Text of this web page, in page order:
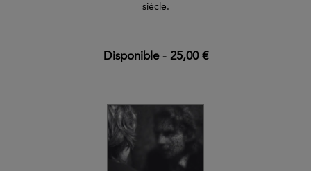
siècle.
Disponible- 25,00 €